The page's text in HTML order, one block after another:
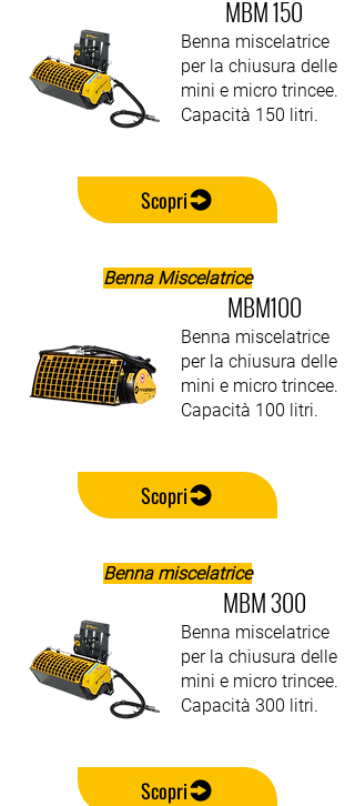
MBM 150
Benna miscelatrice
per la chiusura delle
mini e micro trincee.
Capacità 150 litri.
Scopri
Benna Miscelatrice
MBM100
Benna miscelatrice
per la chiusura delle
mini e micro trincee.
Capacità 100 litri.
Scopri
Benna miscelatrice
MBM 300
Benna miscelatrice
per la chiusura delle
mini e micro trincee.
Capacità 300 litri.
Scopri